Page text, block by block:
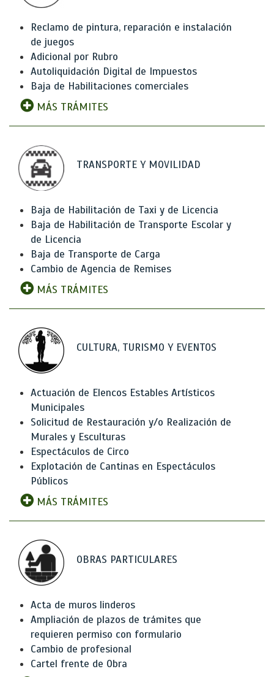
Reclamo de pintura, reparación e instalación
de juegos
Adicional por Rubro
Autoliquidación Digital de Impuestos
Baja de Habilitaciones comerciales
MÁS TRÁMITES
TRANSPORTE Y MOVILIDAD
Baja de Habilitación de Taxi y de Licencia
Baja de Habilitación de Transporte Escolar y
de Licencia
Baja de Transporte de Carga
Cambio de Agencia de Remises
MÁS TRÁMITES
CULTURA, TURISMO Y EVENTOS
Actuación de Elencos Estables Artísticos
Municipales
Solicitud de Restauración y/o Realización de
Murales y Esculturas
Espectáculos de Circo
Explotación de Cantinas en Espectáculos
Públicos
MÁS TRÁMITES
OBRAS PARTICULARES
Acta de muros linderos
Ampliación de plazos de trámites que
requieren permiso con formulario
Cambio de profesional
Cartel frente de Obra